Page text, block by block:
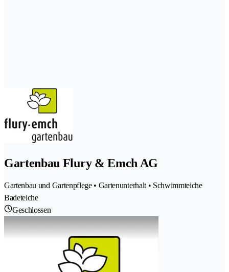
Gartenbau Flury & Emch AG
Gartenbau und Gartenpflege • Gartenunterhalt • Schwimmteiche
Badeteiche
Geschlossen